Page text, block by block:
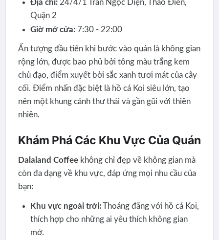
Địa chỉ:24/4/1 Trần Ngọc Diện, Thảo Điền,
Quận 2
Giờ mở cửa:7:30 - 22:00
Ấn tượng đầu tiên khi bước vào quán là không gian
rộng lớn, được bao phủ bởi tông màu trắng kem
chủ đạo, điểm xuyết bởi sắc xanh tươi mát của cây
cối. Điểm nhấn đặc biệt là hồ cá Koi siêu lớn, tạo
nên một khung cảnh thư thái và gần gũi với thiên
nhiên.
Khám Phá Các Khu Vực Của Quán
Dalaland Coffeekhông chỉ đẹp về không gian mà
còn đa dạng về khu vực, đáp ứng mọi nhu cầu của
bạn:
Khu vực ngoài trời:Thoáng đãng với hồ cá Koi,
thích hợp cho những ai yêu thích không gian
mở.